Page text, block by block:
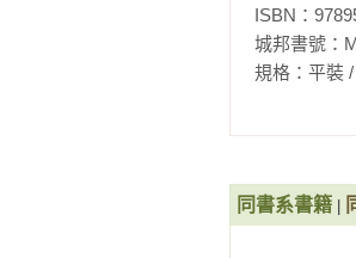
電影，也就
一名園丁拿
八九七年三
《惡有惡報
ISBN：
城邦書號：
規格：平
同書系書籍